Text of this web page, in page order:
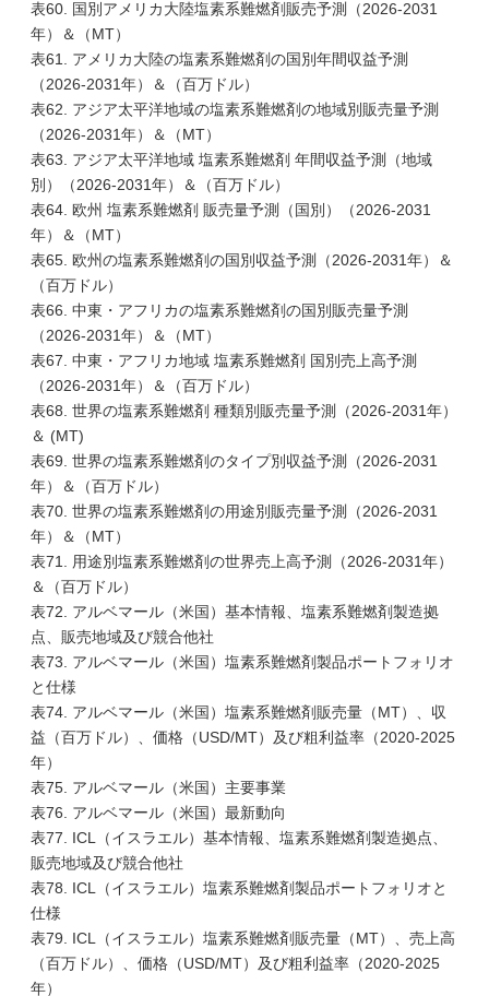
表60. 国別アメリカ大陸塩素系難燃剤販売予測（2026-2031
年）＆（MT）
表61. アメリカ大陸の塩素系難燃剤の国別年間収益予測
（2026-2031年）＆（百万ドル）
表62. アジア太平洋地域の塩素系難燃剤の地域別販売量予測
（2026-2031年）＆（MT）
表63. アジア太平洋地域 塩素系難燃剤 年間収益予測（地域
別）（2026-2031年）＆（百万ドル）
表64. 欧州 塩素系難燃剤 販売量予測（国別）（2026-2031
年）＆（MT）
表65. 欧州の塩素系難燃剤の国別収益予測（2026-2031年）＆
（百万ドル）
表66. 中東・アフリカの塩素系難燃剤の国別販売量予測
（2026-2031年）＆（MT）
表67. 中東・アフリカ地域 塩素系難燃剤 国別売上高予測
（2026-2031年）＆（百万ドル）
表68. 世界の塩素系難燃剤 種類別販売量予測（2026-2031年）
＆ (MT)
表69. 世界の塩素系難燃剤のタイプ別収益予測（2026-2031
年）＆（百万ドル）
表70. 世界の塩素系難燃剤の用途別販売量予測（2026-2031
年）＆（MT）
表71. 用途別塩素系難燃剤の世界売上高予測（2026-2031年）
＆（百万ドル）
表72. アルベマール（米国）基本情報、塩素系難燃剤製造拠
点、販売地域及び競合他社
表73. アルベマール（米国）塩素系難燃剤製品ポートフォリオ
と仕様
表74. アルベマール（米国）塩素系難燃剤販売量（MT）、収
益（百万ドル）、価格（USD/MT）及び粗利益率（2020-2025
年）
表75. アルベマール（米国）主要事業
表76. アルベマール（米国）最新動向
表77. ICL（イスラエル）基本情報、塩素系難燃剤製造拠点、
販売地域及び競合他社
表78. ICL（イスラエル）塩素系難燃剤製品ポートフォリオと
仕様
表79. ICL（イスラエル）塩素系難燃剤販売量（MT）、売上高
（百万ドル）、価格（USD/MT）及び粗利益率（2020-2025
年）